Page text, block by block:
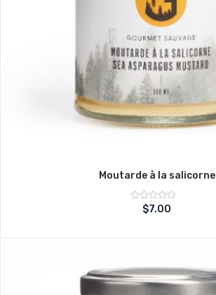
Moutarde à la salicorne
Note
sur
$7.00